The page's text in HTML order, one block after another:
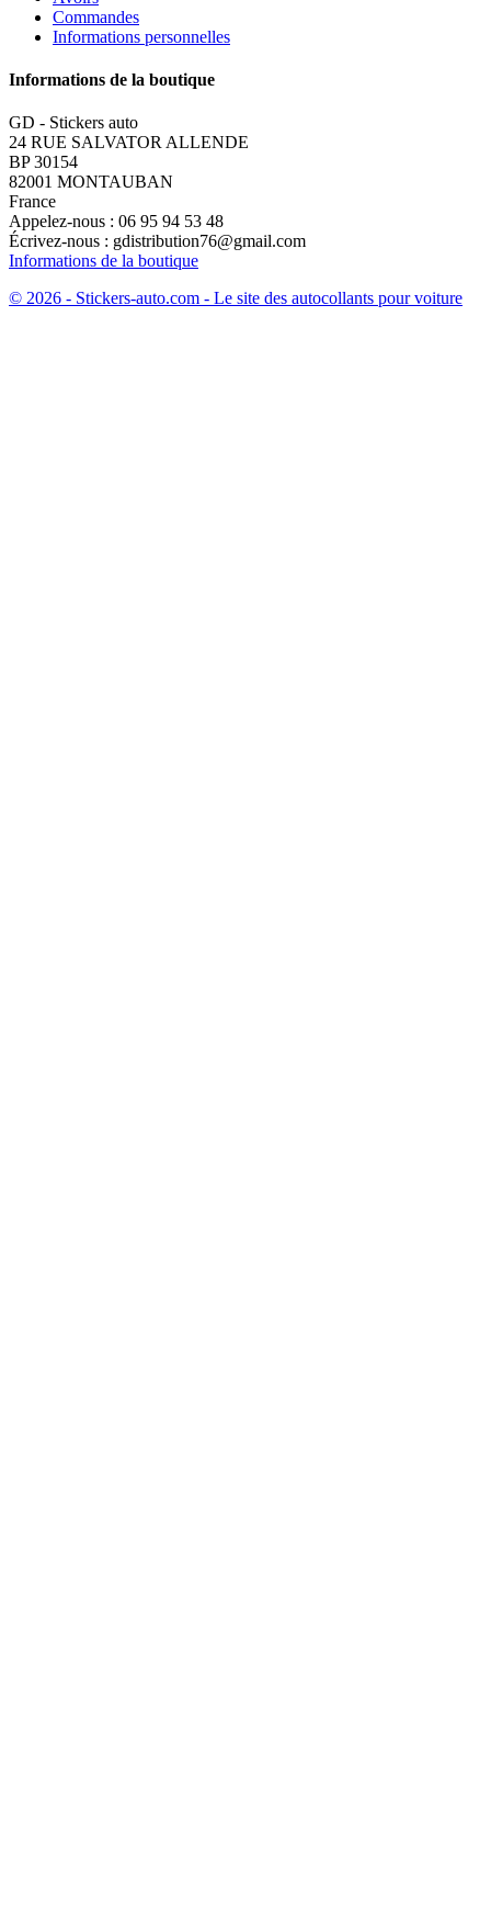
Commandes
Informations personnelles
Informations de la boutique
GD - Stickers auto
24 RUE SALVATOR ALLENDE
BP 30154
82001 MONTAUBAN
France
Appelez-nous : 06 95 94 53 48
Écrivez-nous : gdistribution76@gmail.com
Informations de la boutique
© 2026 - Stickers-auto.com - Le site des autocollants pour voiture